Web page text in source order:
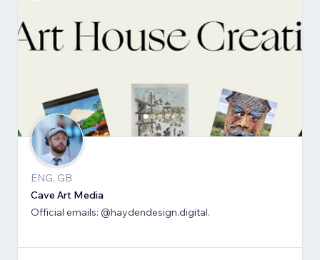
ENG, GB
Cave Art Media
Official emails: @haydendesign.digital.